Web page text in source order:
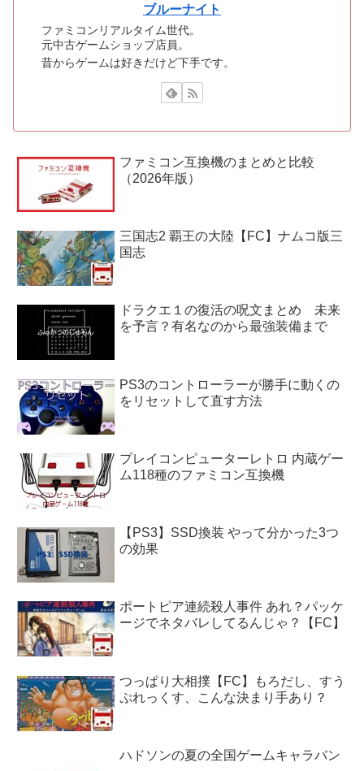
ブルーナイト
ファミコンリアルタイム世代。
元中古ゲームショップ店員。
昔からゲームは好きだけど下手です。
ファミコン互換機のまとめと比較
（2026年版）
三国志2 覇王の大陸【FC】ナムコ版三
国志
ドラクエ１の復活の呪文まとめ 未来
を予言？有名なのから最強装備まで
PS3のコントローラーが勝手に動くの
をリセットして直す方法
プレイコンピューターレトロ 内蔵ゲー
ム118種のファミコン互換機
【PS3】SSD換装 やって分かった3つ
の効果
ポートピア連続殺人事件 あれ？パッケ
ージでネタバレしてるんじゃ？【FC】
つっぱり大相撲【FC】もろだし、すう
ぷれっくす、こんな決まり手あり？
ハドソンの夏の全国ゲームキャラバン